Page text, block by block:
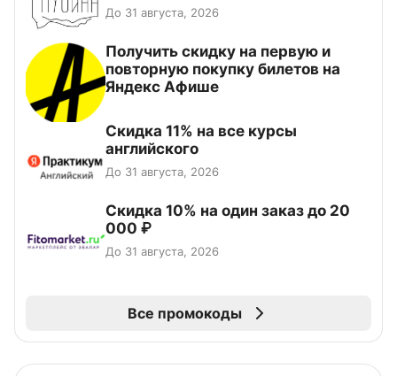
До 31 августа, 2026
Получить скидку на первую и
повторную покупку билетов на
Яндекс Афише
Скидка 11% на все курсы
английского
До 31 августа, 2026
Скидка 10% на один заказ до 20
000 ₽
До 31 августа, 2026
Все промокоды